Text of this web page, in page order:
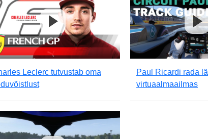
Leclerc tutvustab oma
Paul Ricardi rada
virtuaalmaailmas